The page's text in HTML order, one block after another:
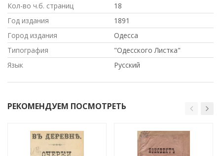
Кол-во ч.б. страниц
18
Год издания
1891
Город издания
Одесса
Типография
"Одесского Листка"
Язык
Русский
РЕКОМЕНДУЕМ ПОСМОТРЕТЬ